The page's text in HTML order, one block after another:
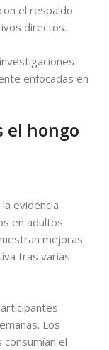
el respaldo
directos.
enfocadas en
el hongo
evidencia
en adultos
mejoras
tras varias
Los
el